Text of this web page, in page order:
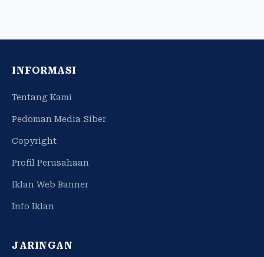
INFORMASI
Tentang Kami
Pedoman Media Siber
Copyright
Profil Perusahaan
Iklan Web Banner
Info Iklan
JARINGAN